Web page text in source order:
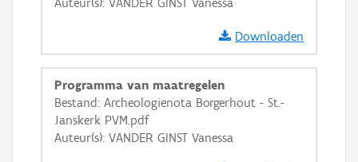
Basis Lagen
OSM-Basiskaart
Downloaden
Programma van maatregelen
Bestand: Archeologienota Borgerhout - St.-
Janskerk PVM.pdf
Auteur(s): VANDER GINST Vanessa